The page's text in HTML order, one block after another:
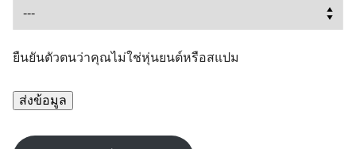
ยืนยันตัวตนว่าคุณไม่ใช่หุ่นยนต์หรือสแปม